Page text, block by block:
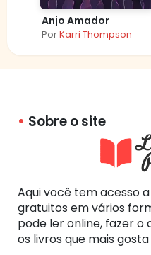
Anjo Amador
PorKarri Thompson
Sobre o site
Aqui você tem acesso
gratuitos em vários
pode ler online, fazer
os livros que mais